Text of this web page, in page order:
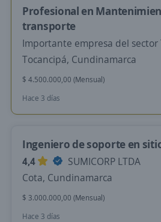
Profesional en
transporte
Importante empresa del sector
Tocancipá, Cundinamarca
$ 4.500.000,00 (Mensual)
Hace 3 días
Ingeniero de soporte en
4,4
SUMICORP LTDA
Cota, Cundinamarca
$ 3.000.000,00 (Mensual)
Hace 3 días